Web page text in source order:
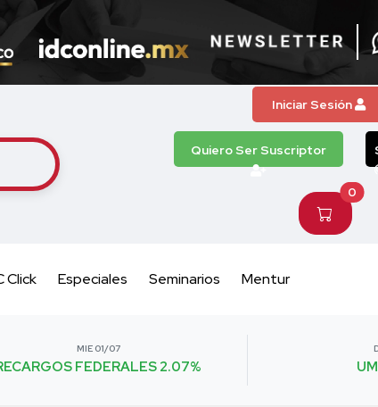
Iniciar Sesión
Quiero Ser Suscriptor
0
Click Especiales Seminarios Mentur
MIE 01/07
FEDERALES 2.07%